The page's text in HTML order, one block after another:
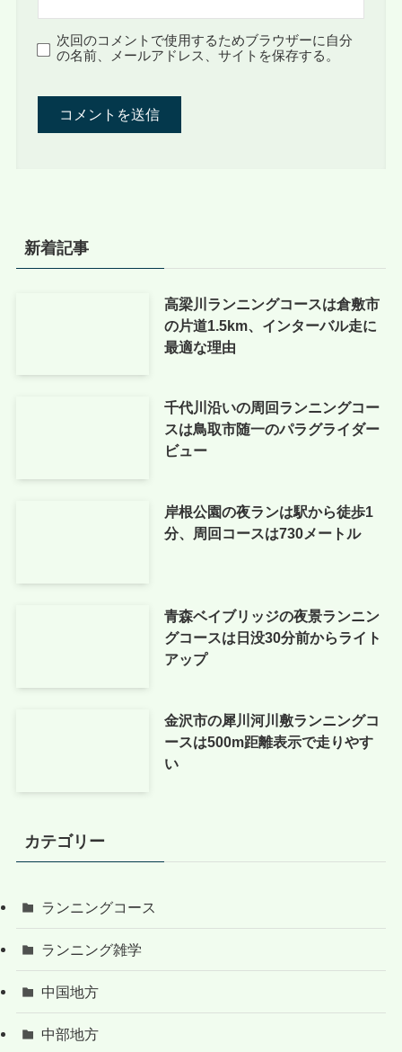
次回のコメントで使用するためブラウザーに自分
の名前、メールアドレス、サイトを保存する。
新着記事
高梁川ランニングコースは倉敷市
の片道1.5km、インターバル走に
最適な理由
千代川沿いの周回ランニングコー
スは鳥取市随一のパラグライダー
ビュー
岸根公園の夜ランは駅から徒歩1
分、周回コースは730メートル
青森ベイブリッジの夜景ランニン
グコースは日没30分前からライト
アップ
金沢市の犀川河川敷ランニングコ
ースは500m距離表示で走りやす
い
カテゴリー
ランニングコース
ランニング雑学
中国地方
中部地方